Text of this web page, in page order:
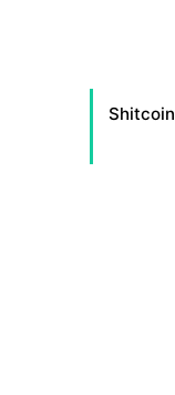
Shitcoin